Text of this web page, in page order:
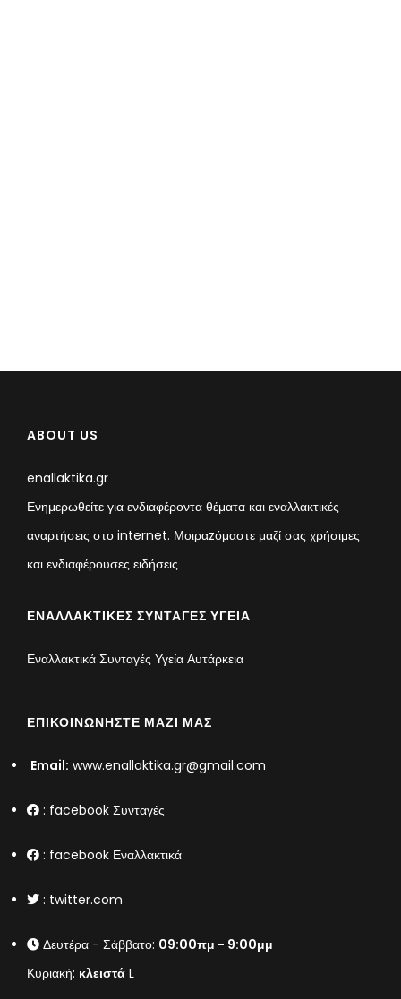
ABOUT US
enallaktika.gr
Ενημερωθείτε για ενδιαφέροντα θέματα και εναλλακτικές
αναρτήσεις στο internet. Μοιραzόμαστε μαζί σας χρήσιμες
και ενδιαφέρουσες ειδήσεις
ΕΝΑΛΛΑΚΤΙΚΈΣ ΣΥΝΤΑΓΈΣ ΥΓΕΊΑ
Εναλλακτικά Συνταγές Υγεία Αυτάρκεια
ΕΠΙΚΟΙΝΩΝΉΣΤΕ ΜΑΖΊ ΜΑΣ
Email: www.enallaktika.gr@gmail.com
: facebook Συνταγές
: facebook Εναλλακτικά
: twitter.com
Δευτέρα - Σάββατο: 09:00πμ - 9:00μμ
Κυριακή: κλειστά L